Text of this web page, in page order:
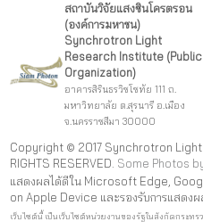
สถาบันวิจัยแสงซินโครตรอน
(องค์การมหาชน)
Synchrotron Light
Research Institute (Public
Organization)
อาคารสิรินธรวิชโชทัย 111 ถ.
มหาวิทยาลัย ต.สุรนารี อ.เมือง
จ.นครราชสีมา 30000
Copyright © 2017 Synchrotron
RIGHTS RESERVED. Some Photos
แสดงผลได้ดีใน Microsoft Edge,
on Apple Device และรองรับการแสดง
เว็บไซต์นี้ เป็นเว็บไซต์หน่วยงานของรัฐในสังกัดกระ